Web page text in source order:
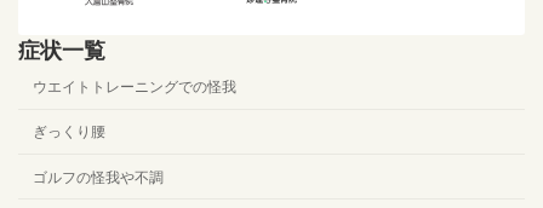
症状一覧
ウエイトトレーニングでの怪我
ぎっくり腰
ゴルフの怪我や不調